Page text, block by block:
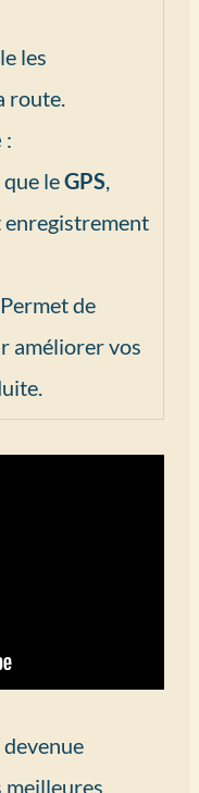
les
route.
:
leGPS
enregistrement
de
améliorer vos
meilleures